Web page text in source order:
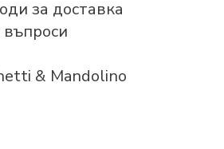
за доставка
& Mandolino